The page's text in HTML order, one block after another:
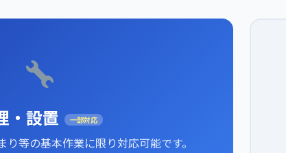
・設置 一部対応
等の基本作業に限り対応可能です。